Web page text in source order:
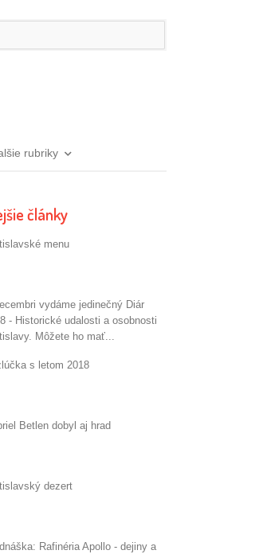
rubriky
články
menu
vydáme jedinečný Diár
- Historické udalosti a osobnosti
Môžete ho mať...
s letom 2018
Betlen dobyl aj hrad
dezert
Rafinéria Apollo - dejiny a